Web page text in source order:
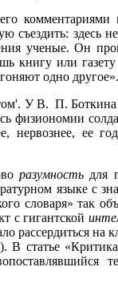
комментариями
съездить: здесь
ученые. Он
книгу или
одно другое».
У В. П.
физиономии
нервознее, ее
разумность для
языке с
словаря» так
с гигантской
на
В статье